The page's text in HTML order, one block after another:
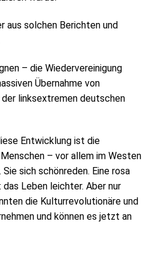
aus solchen Berichten und
– die Wiedervereinigung
Übernahme von
linksextremen deutschen
Entwicklung ist die
– vor allem im Westen
sich schönreden. Eine rosa
Leben leichter. Aber nur
die Kulturrevolutionäre und
und können es jetzt an